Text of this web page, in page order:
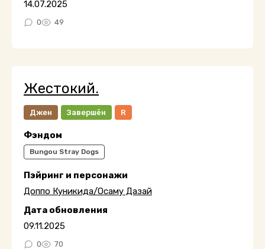
14.07.2025
0 49
Жестокий.
Джен Завершён R
Фэндом
Bungou Stray Dogs
Пэйринг и персонажи
Доппо Куникида/Осаму Дазай
Дата обновления
09.11.2025
0 70